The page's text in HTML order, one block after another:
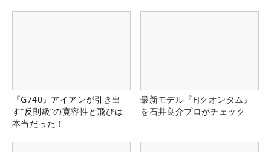
『G740』アイアンが引き出
す“反則級”の寛容性と飛びは
本当だった！
最新モデル『FJクオンタム』
を石井良介プロがチェック